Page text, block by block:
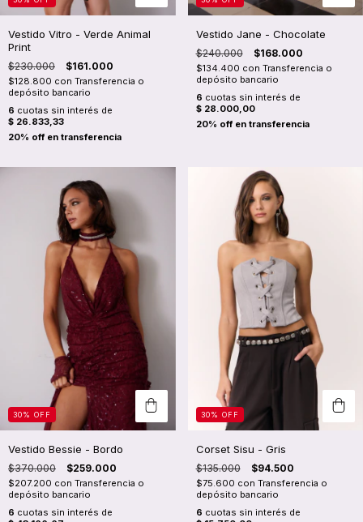
Vestido Vitro - Verde Animal
Print
$230.000 $161.000
$128.800 con Transferencia o
depósito bancario
6 cuotas sin interés de
$ 26.833,33
Vestido Jane - Chocolate
$240.000 $168.000
$134.400 con Transferencia o
depósito bancario
6 cuotas sin interés de
$ 28.000,00
30% OFF
Vestido Bessie - Bordo
$370.000 $259.000
$207.200 con Transferencia o
depósito bancario
6 cuotas sin interés de
30% OFF
Corset Sisu - Gris
$135.000 $94.500
$75.600 con Transferencia o
depósito bancario
6 cuotas sin interés de